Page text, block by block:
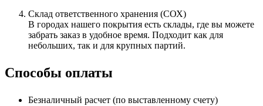
Склад ответственного хранения (СОХ)
В городах нашего покрытия есть склады, где вы можете
забрать заказ в удобное время. Подходит как для
небольших, так и для крупных партий.
Способы оплаты
Безналичный расчет (по выставленному счету)